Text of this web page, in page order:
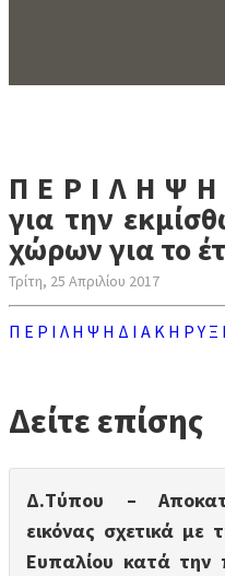
Π Ε Ρ Ι Λ Η Ψ
για την
χώρων για το
Τρίτη, 25 Απριλίου 2017
Π Ε Ρ Ι Λ Η Ψ Η Δ Ι Α Κ Η Ρ Υ Ξ
Δείτε επίσης
Δ.Τύπου –
εικόνας σχετικά με
Ευπαλίου κατά την